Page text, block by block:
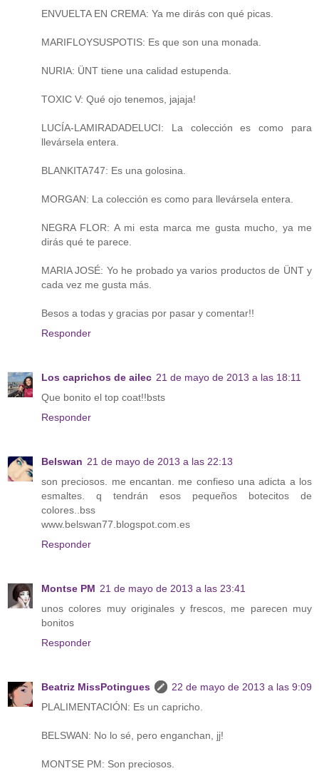
ENVUELTA EN CREMA: Ya me dirás con qué picas.
MARIFLOYSUSPOTIS: Es que son una monada.
NURIA: ÜNT tiene una calidad estupenda.
TOXIC V: Qué ojo tenemos, jajaja!
LUCÍA-LAMIRADADELUCI: La colección es como para
llevársela entera.
BLANKITA747: Es una golosina.
MORGAN: La colección es como para llevársela entera.
NEGRA FLOR: A mi esta marca me gusta mucho, ya me
dirás qué te parece.
MARIA JOSÉ: Yo he probado ya varios productos de ÜNT y
cada vez me gusta más.
Besos a todas y gracias por pasar y comentar!!
Responder
Los caprichos de ailec 21 de mayo de 2013 a las 18:11
Que bonito el top coat!!bsts
Responder
Belswan 21 de mayo de 2013 a las 22:13
son preciosos. me encantan. me confieso una adicta a los
esmaltes. q tendrán esos pequeños botecitos de
colores..bss
www.belswan77.blogspot.com.es
Responder
Montse PM 21 de mayo de 2013 a las 23:41
unos colores muy originales y frescos, me parecen muy
bonitos
Responder
Beatriz MissPotingues
22 de mayo de 2013 a las 9:09
PLALIMENTACIÓN: Es un capricho.
BELSWAN: No lo sé, pero enganchan, jj!
MONTSE PM: Son preciosos.